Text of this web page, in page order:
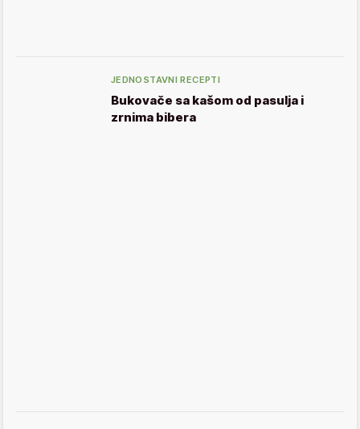
JEDNOSTAVNI RECEPTI
Bukovače sa kašom od pasulja i
zrnima bibera